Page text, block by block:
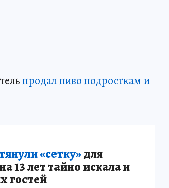
продал пиво подросткам и
«сетку»для
13 лет тайно искала и
гостей